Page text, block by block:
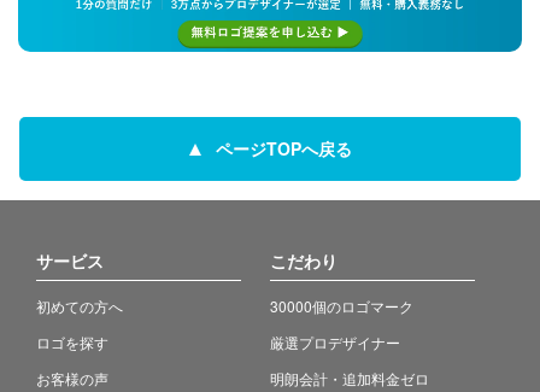
ページTOPへ戻る
サービス
初めての方へ
ロゴを探す
お客様の声
こだわり
30000個のロゴマーク
厳選プロデザイナー
明朗会計・追加料金ゼロ